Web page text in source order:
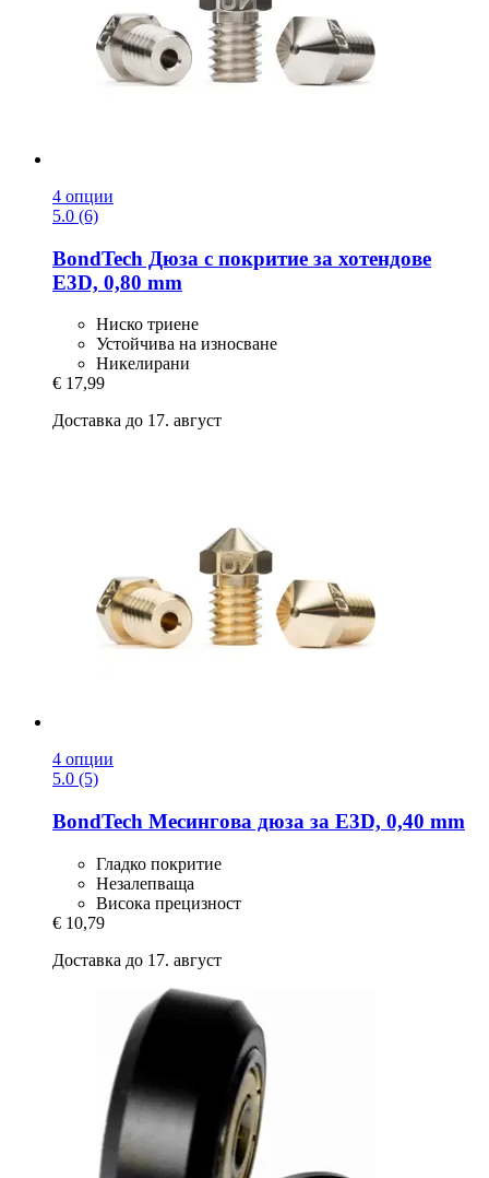
4 опции
5.0 (6)
BondTech Дюза с покритие за хотендове
E3D, 0,80 mm
Ниско триене
Устойчива на износване
Никелирани
€ 17,99
Доставка до 17. август
4 опции
5.0 (5)
BondTech Месингова дюза за E3D, 0,40 mm
Гладко покритие
Незалепващa
Висока прецизност
€ 10,79
Доставка до 17. август